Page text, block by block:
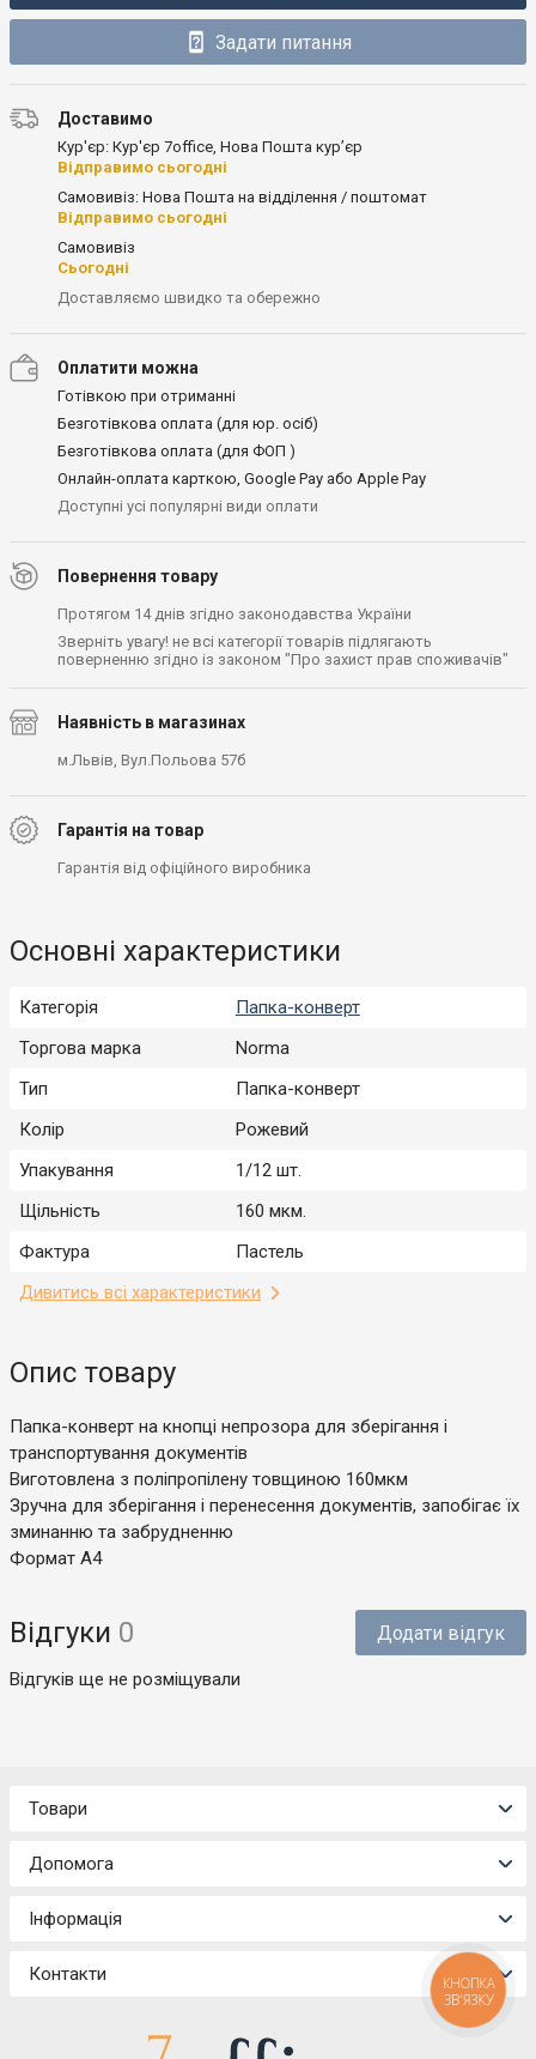
Задати питання
Доставимо
Кур'єр: Кур'єр 7office, Нова Пошта кур’єр
Відправимо сьогодні
Самовивіз: Нова Пошта на відділення / поштомат
Відправимо сьогодні
Самовивіз
Сьогодні
Доставляємо швидко та обережно
Оплатити можна
Готівкою при отриманні
Безготівкова оплата (для юр. осіб)
Безготівкова оплата (для ФОП )
Онлайн-оплата карткою, Google Pay або Apple Pay
Доступні усі популярні види оплати
Повернення товару
Протягом 14 днів згідно законодавства України
Зверніть увагу! не всі категорії товарів підлягають
поверненню згідно із законом "Про захист прав споживачів"
Наявність в магазинах
м.Львів, Вул.Польова 57б
Гарантія на товар
Гарантія від офіційного виробника
Основні характеристики
Категорія
Папка-конверт
Торгова марка
Norma
Тип
Папка-конверт
Колір
Рожевий
Упакування
1/12 шт.
Щільність
160 мкм.
Фактура
Пастель
Дивитись всі характеристики
Опис товару
Папка-конверт на кнопці непрозора для зберігання і
транспортування документів
Виготовлена з поліпропілену товщиною 160мкм
Зручна для зберігання і перенесення документів, запобігає їх
зминанню та забрудненню
Формат А4
Відгуки 0 Додати відгук
Відгуків ще не розміщували
Товари
Допомога
Інформація
Контакти
КНОПКА
ЗВ'ЯЗКУ